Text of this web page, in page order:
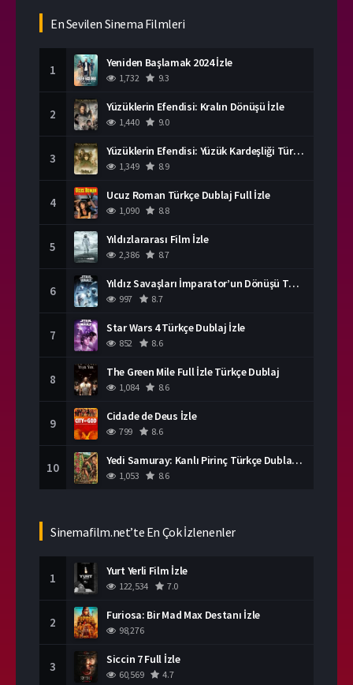
En Sevilen Sinema Filmleri
1 Yeniden Başlamak 2024 İzle
1,732 9.3
2 Yüzüklerin Efendisi: Kralın Dönüşü İzle
1,440 9.0
3 Yüzüklerin Efendisi: Yüzük Kardeşliği Türkçe Dublaj İzle
1,349 8.9
4 Ucuz Roman Türkçe Dublaj Full İzle
1,090 8.8
5 Yıldızlararası Film İzle
2,386 8.7
6 Yıldız Savaşları İmparator’un Dönüşü Türkçe Dublaj İzle
997 8.7
7 Star Wars 4 Türkçe Dublaj İzle
852 8.6
8 The Green Mile Full İzle Türkçe Dublaj
1,084 8.6
9 Cidade de Deus İzle
799 8.6
10 Yedi Samuray: Kanlı Pirinç Türkçe Dublaj İzle
1,053 8.6
Sinemafilm.net’te En Çok İzlenenler
1 Yurt Yerli Film İzle
122,534 7.0
2 Furiosa: Bir Mad Max Destanı İzle
98,276
3 Siccin 7 Full İzle
60,569 4.7